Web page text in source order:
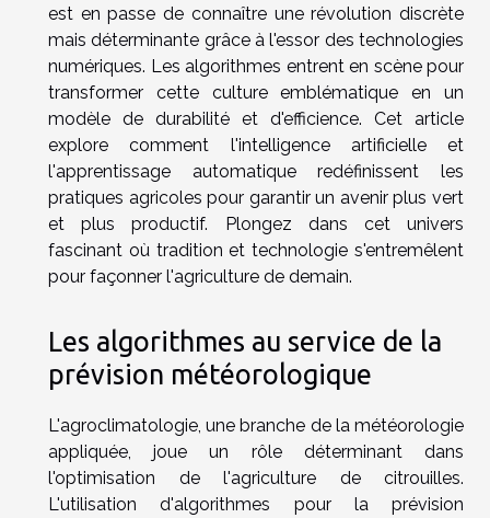
est en passe de connaître une révolution discrète
mais déterminante grâce à l'essor des technologies
numériques. Les algorithmes entrent en scène pour
transformer cette culture emblématique en un
modèle de durabilité et d'efficience. Cet article
explore comment l'intelligence artificielle et
l'apprentissage automatique redéfinissent les
pratiques agricoles pour garantir un avenir plus vert
et plus productif. Plongez dans cet univers
fascinant où tradition et technologie s'entremêlent
pour façonner l'agriculture de demain.
Les algorithmes au service de la
prévision météorologique
L'agroclimatologie, une branche de la météorologie
appliquée, joue un rôle déterminant dans
l'optimisation de l'agriculture de citrouilles.
L'utilisation d'algorithmes pour la prévision